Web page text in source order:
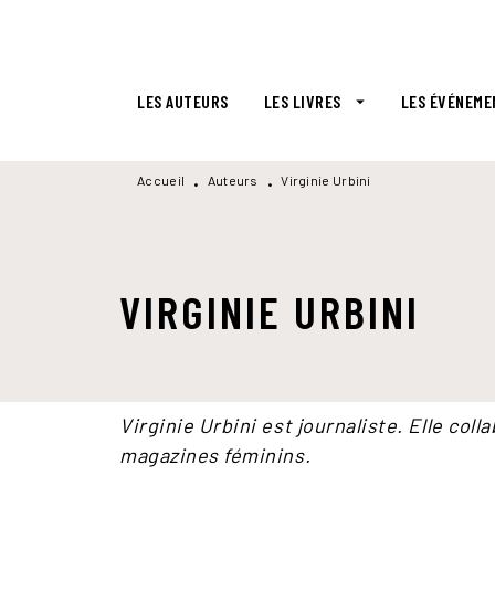
LES AUTEURS LES LIVRES arrow_drop_down LES
Accueil • Auteurs • Virginie Urbini
VIRGINIE URBINI
Virginie Urbini est journaliste. Elle
magazines féminins.